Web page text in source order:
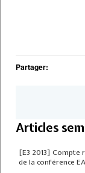
Partager:
Articles
[E3 2013] Compte
de la conférence EA